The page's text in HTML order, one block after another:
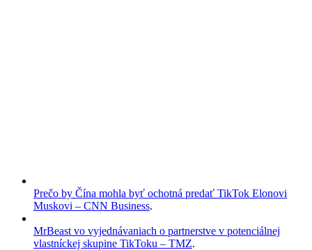
Prečo by Čína mohla byť ochotná predať TikTok Elonovi
Muskovi – CNN Business.
MrBeast vo vyjednávaniach o partnerstve v potenciálnej
vlastníckej skupine TikToku – TMZ.